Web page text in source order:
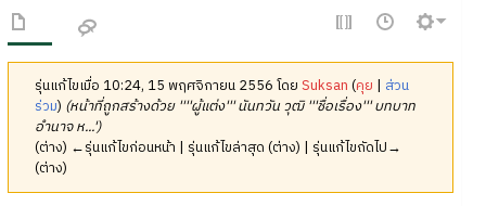
รุ่นแก้ไขเมื่อ 10:24, 15 พฤศจิกายน 2556 โดยSuksan (คุย | ส่วน
ร่วม) (หน้าที่ถูกสร้างด้วย ''''ผู้แต่ง''' นันทวัน วุฒิ '''ชื่อเรื่อง''' บทบาท
อำนาจ ห...')
(ต่าง) ←รุ่นแก้ไขก่อนหน้า | รุ่นแก้ไขล่าสุด (ต่าง) | รุ่นแก้ไขถัดไป→
(ต่าง)